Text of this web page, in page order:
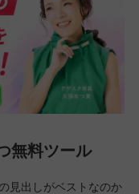
無料ツール
見出しがベストなのか